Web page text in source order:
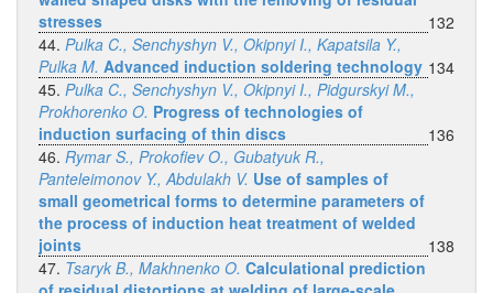
stresses
132
44. Pulka C., Senchyshyn V., Okipnyi I., Kapatsila Y.,
Pulka M. Advanced induction soldering technology 134
45. Pulka C., Senchyshyn V., Okipnyi I., Pidgurskyi M.,
Prokhorenko O. Progress of technologies of
induction surfacing of thin discs
136
46. Rymar S., Prokofiev O., Gubatyuk R.,
Panteleimonov Y., Abdulakh V. Use of samples of
small geometrical forms to determine parameters of
the process of induction heat treatment of welded
joints
138
47. Tsaryk B., Makhnenko O. Calculational prediction